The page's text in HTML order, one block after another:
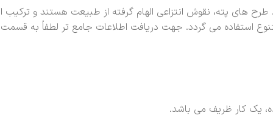
پته، نقوش انتزاعی الهام گرفته از طبیعت هستند و ترکیب
استفاده می گردد. جهت دریافت اطلاعات جامع تر لطفاً به قسمت
یک کار ظریف می باشد.